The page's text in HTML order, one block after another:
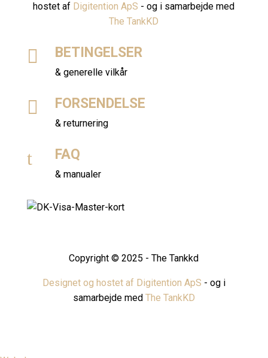
hostet af Digitention ApS - og i samarbejde med
The TankKD
 BETINGELSER
& generelle vilkår
 FORSENDELSE
& returnering
t FAQ
& manualer
Copyright © 2025 - The Tankkd
Designet og hostet af Digitention ApS - og i
samarbejde med The TankKD